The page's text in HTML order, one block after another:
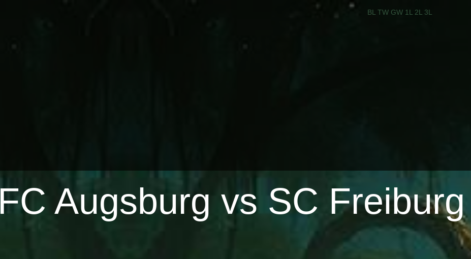
BL TW GW 1L 2L 3L
FC Augsburg vs SC Freiburg